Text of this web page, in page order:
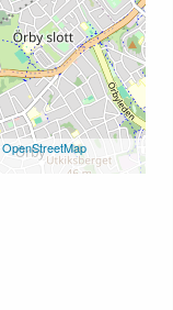
OpenStreetMap